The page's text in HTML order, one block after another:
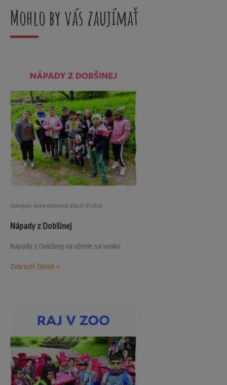
Mohlo by vás zaujímať
Uverejnil: Anna Uhrinová dňa 31.07.2025
Nápady z Dobšinej
Nápady z Dobšinej na učenie sa vonku
Zobraziť článok »